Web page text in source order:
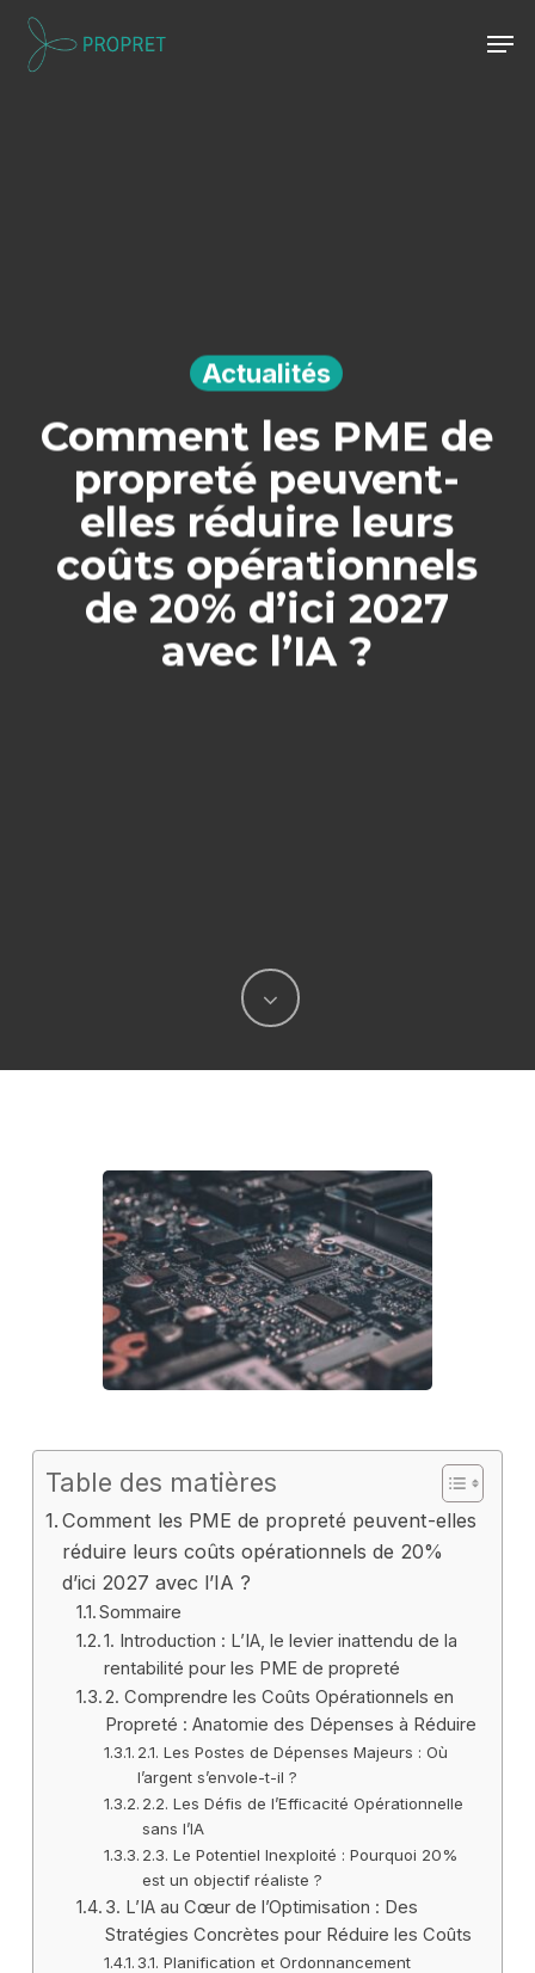
Skip
Actualités
Comment les PME de
propreté peuvent-
elles réduire leurs
coûts opérationnels
de 20% d’ici 2027
avec l’IA ?
Table des matières
Comment les PME de propreté peuvent-elles
réduire leurs coûts opérationnels de 20%
d’ici 2027 avec l’IA ?
Sommaire
1. Introduction : L’IA, le levier inattendu de la
rentabilité pour les PME de propreté
2. Comprendre les Coûts Opérationnels en
Propreté : Anatomie des Dépenses à Réduire
2.1. Les Postes de Dépenses Majeurs : Où
l’argent s’envole-t-il ?
2.2. Les Défis de l’Efficacité Opérationnelle
sans l’IA
2.3. Le Potentiel Inexploité : Pourquoi 20%
est un objectif réaliste ?
3. L’IA au Cœur de l’Optimisation : Des
Stratégies Concrètes pour Réduire les Coûts
3.1. Planification et Ordonnancement